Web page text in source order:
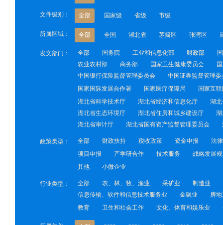
文件级别： 全部 国家级 省级 市级
所属区域： 全部 全国 湖北省 茅箭区 张湾区
发文部门： 全部 国务院 工业和信息化部 财政部
农业农村部
商务部 国家卫生健康委员会
中国银行保险监督管理委员会
中国证券监督管理委
国家国际发展合作署
国家医疗保障局
国家互
湖北省科学技术厅
湖北省经济和信息化厅
湖
湖北省生态环境厅
湖北省住房和城乡建设厅
湖北省审计厅
湖北省国有资产监督管理委员会
政策类型： 全部 财政扶持 税收政策 资金申报
法
项目申报
产学研合作 技术服务
战略发展
其他
小微企业
行业类型： 全部 农、林、牧、渔业 采矿业
制造业
信息传输、软件和信息技术服务业
金融业
房
教育
卫生和社会工作 文化、体育和娱乐业